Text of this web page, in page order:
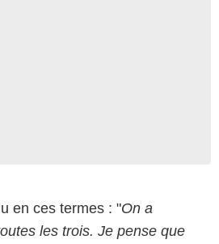
en ces termes : "On a
les trois. Je pense que